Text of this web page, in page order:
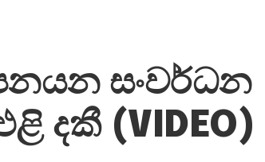
සංවර්ධන
දකී (VIDEO)